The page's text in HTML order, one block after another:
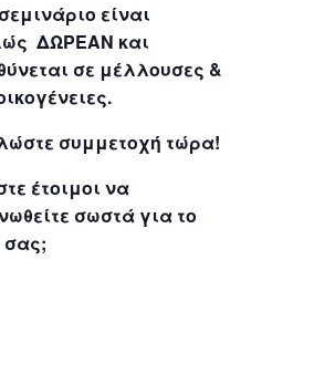
είναι
ΔΩΡΕΑΝ και
σε μέλλουσες &
συμμετοχή τώρα!
έτοιμοι να
σωστά για το